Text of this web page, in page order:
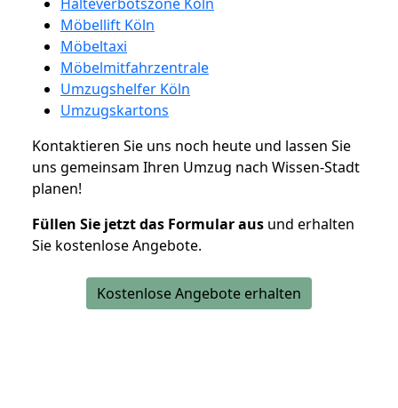
Möbellift Köln
Möbeltaxi
Möbelmitfahrzentrale
Umzugshelfer Köln
Umzugskartons
Kontaktieren Sie uns noch heute und lassen Sie
uns gemeinsam Ihren Umzug nach Wissen-Stadt
planen!
Füllen Sie jetzt das Formular aus und erhalten
Sie kostenlose Angebote.
Kostenlose Angebote erhalten